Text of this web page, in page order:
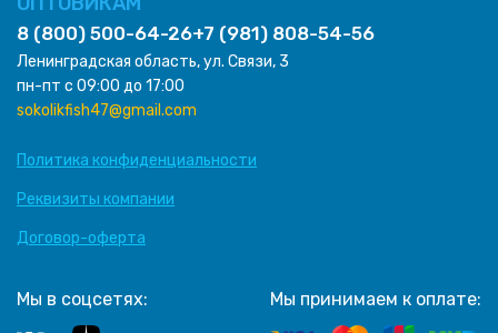
8 (800) 500-64-26+7 (981) 808-54-56
Ленинградская область, ул. Связи, 3
пн-пт с 09:00 до 17:00
sokolikfish47@gmail.com
Политика конфиденциальности
Реквизиты компании
Договор-оферта
Мы в соцсетях: Мы принимаем к оплате: